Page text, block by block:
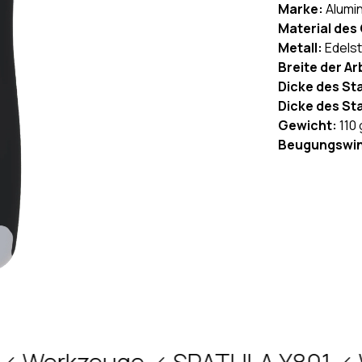
Marke:
Material
Metall:
Breite der
Dicke des
Dicke des
Gewicht: 110